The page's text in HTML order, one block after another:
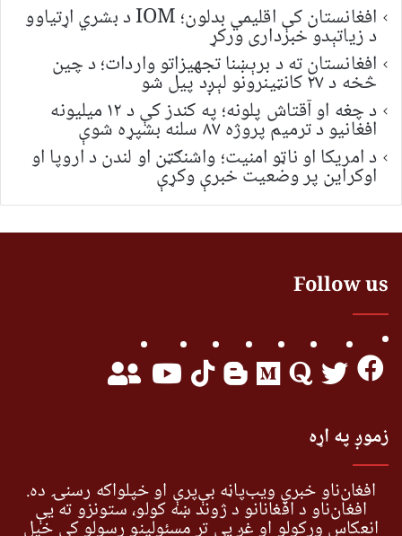
افغانستان کې اقلیمي بدلون؛ IOM د بشري اړتیاوو
د زیاتېدو خبرداری ورکړ
افغانستان ته د برېښنا تجهیزاتو واردات؛ د چین
څخه د ۲۷ کانټینرونو لېږد پیل شو
د چغه او آقتاش پلونه؛ په کندز کې د ۱۲ میلیونه
افغانیو د ترمیم پروژه ۸۷ سلنه بشپړه شوې
د امریکا او ناټو امنیت؛ واشنګټن او لندن د اروپا او
اوکراین پر وضعیت خبرې وکړې
Follow us
زموږ په اړه
افغان‌ناو خبري ویب‌پاڼه بې‌پرې او خپلواکه رسنۍ ده.
افغان‌ناو د افغانانو د ژوند ښه کولو، ستونزو ته یې
انعکاس ورکولو او غږ یې تر مسئولینو رسولو کې خپل